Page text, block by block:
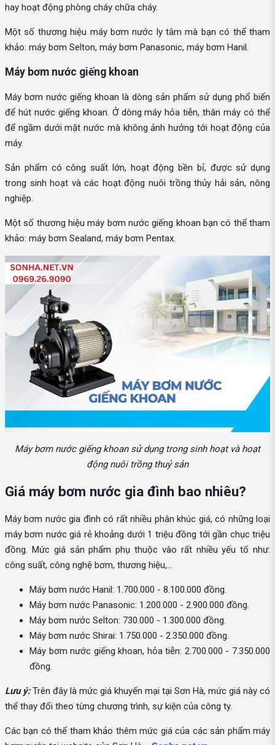
hay hoạt động phòng cháy chữa cháy.
Một số thương hiệu máy bơm nước ly tâm mà bạn có thể tham
khảo: máy bơm Selton, máy bơm Panasonic, máy bơm Hanil.
Máy bơm nước giếng khoan
Máy bơm nước giếng khoan là dòng sản phẩm sử dụng phổ biến
để hút nước giếng khoan. Ở dòng máy hỏa tiễn, thân máy có thể
để ngầm dưới mặt nước mà không ảnh hưởng tới hoạt động của
máy.
Sản phẩm có công suất lớn, hoạt động bền bỉ, được sử dụng
trong sinh hoạt và các hoạt động nuôi trồng thủy hải sản, nông
nghiệp.
Một số thương hiệu máy bơm nước giếng khoan bạn có thể tham
khảo: máy bơm Sealand, máy bơm Pentax.
Máy bơm nước giếng khoan sử dụng trong sinh hoạt và hoạt
động nuôi trồng thuỷ sản
Giá máy bơm nước gia đình bao nhiêu?
Máy bơm nước gia đình có rất nhiều phân khúc giá, có những loại
máy bơm nước giá rẻ khoảng dưới 1 triệu đồng tới gần chục triệu
đồng. Mức giá sản phẩm phụ thuộc vào rất nhiều yếu tố như:
công suất, công nghệ bơm, thương hiệu,...
Máy bơm nước Hanil: 1.700.000 - 8.100.000 đồng.
Máy bơm nước Panasonic: 1.200.000 - 2.900.000 đồng.
Máy bơm nước Selton: 730.000 - 1.300.000 đồng.
Máy bơm nước Shirai: 1.750.000 - 2.350.000 đồng.
Máy bơm nước giếng khoan, hỏa tiễn: 2.700.000 - 7.350.000
đồng.
Lưu ý:Trên đây là mức giá khuyến mại tại Sơn Hà, mức giá này có
thể thay đổi theo từng chương trình, sự kiện của công ty.
Các bạn có thể tham khảo thêm mức giá của các sản phẩm máy